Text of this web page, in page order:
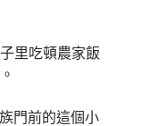
里吃頓農家飯
門前的這個小